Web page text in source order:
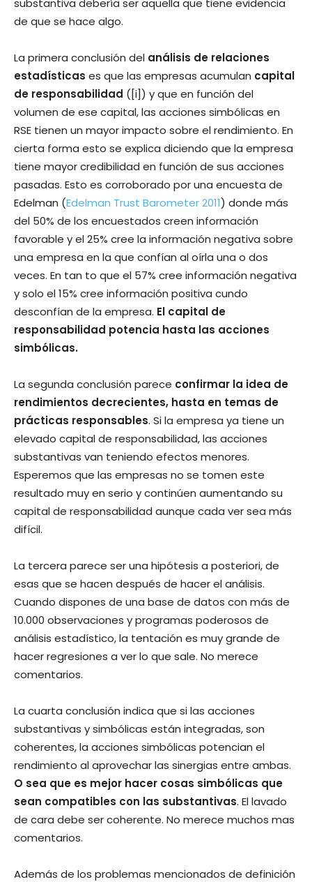
de que se hace algo.
La primera conclusión del análisis de relaciones
estadísticas es que las empresas acumulan capital
de responsabilidad ([i]) y que en función del
volumen de ese capital, las acciones simbólicas en
RSE tienen un mayor impacto sobre el rendimiento. En
cierta forma esto se explica diciendo que la empresa
tiene mayor credibilidad en función de sus acciones
pasadas. Esto es corroborado por una encuesta de
Edelman (Edelman Trust Barometer 2011) donde más
del 50% de los encuestados creen información
favorable y el 25% cree la información negativa sobre
una empresa en la que confían al oírla una o dos
veces. En tan to que el 57% cree información negativa
y solo el 15% cree información positiva cundo
desconfían de la empresa. El capital de
responsabilidad potencia hasta las acciones
simbólicas.
La segunda conclusión parece confirmar la idea de
rendimientos decrecientes, hasta en temas de
prácticas responsables. Si la empresa ya tiene un
elevado capital de responsabilidad, las acciones
substantivas van teniendo efectos menores.
Esperemos que las empresas no se tomen este
resultado muy en serio y continúen aumentando su
capital de responsabilidad aunque cada ver sea más
difícil.
La tercera parece ser una hipótesis a posteriori, de
esas que se hacen después de hacer el análisis.
Cuando dispones de una base de datos con más de
10.000 observaciones y programas poderosos de
análisis estadístico, la tentación es muy grande de
hacer regresiones a ver lo que sale. No merece
comentarios.
La cuarta conclusión indica que si las acciones
substantivas y simbólicas están integradas, son
coherentes, la acciones simbólicas potencian el
rendimiento al aprovechar las sinergias entre ambas.
O sea que es mejor hacer cosas simbólicas que
sean compatibles con las substantivas. El lavado
de cara debe ser coherente. No merece muchos mas
comentarios.
Además de los problemas mencionados de definición